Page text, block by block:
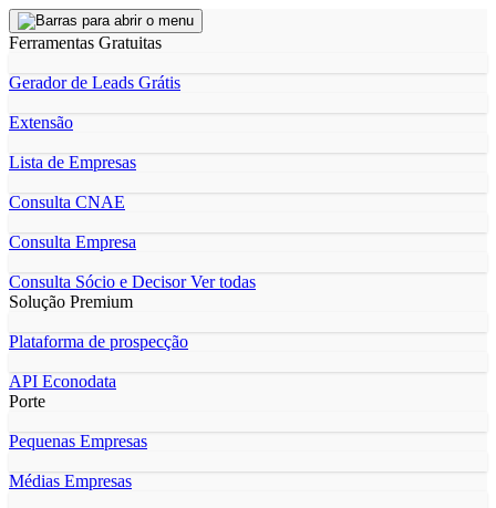
Ferramentas Gratuitas
Gerador de Leads Grátis
Extensão
Lista de Empresas
Consulta CNAE
Consulta Empresa
Consulta Sócio e DecisorVer todas
Solução Premium
Plataforma de prospecção
API Econodata
Porte
Pequenas Empresas
Médias Empresas